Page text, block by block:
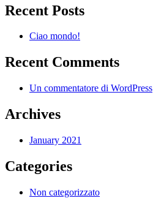
Recent Posts
Ciao mondo!
Recent Comments
Un commentatore di WordPress
Archives
January 2021
Categories
Non categorizzato